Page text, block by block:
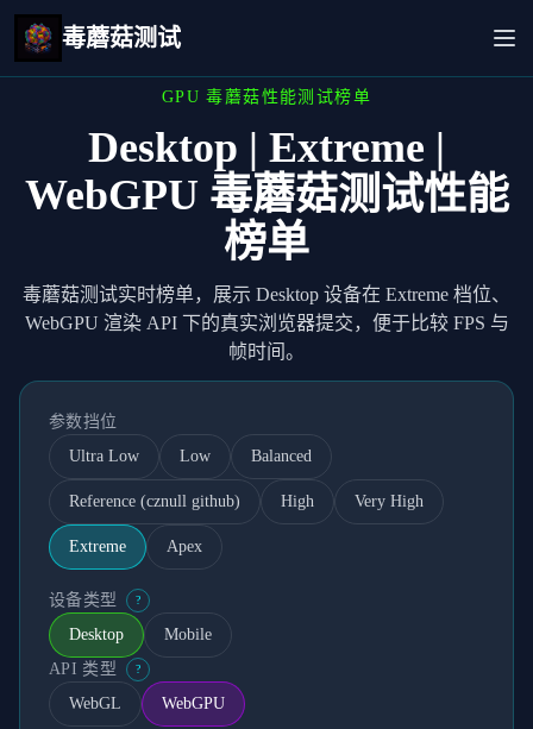
毒蘑菇测试
GPU 毒蘑菇性能测试榜单
Desktop | Extreme |
WebGPU 毒蘑菇测试性能
榜单
毒蘑菇测试实时榜单，展示 Desktop 设备在 Extreme 档位、
WebGPU 渲染 API 下的真实浏览器提交，便于比较 FPS 与
帧时间。
参数挡位
Ultra Low
Low Balanced
Reference (cznull github) High Very High
Extreme Apex
设备类型 ?
Desktop
Mobile
API 类型
?
WebGL WebGPU